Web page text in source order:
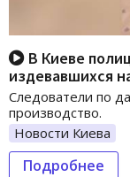
В Киеве
издевавшихся
Следователи по
производство.
Новости Киева
Подробнее